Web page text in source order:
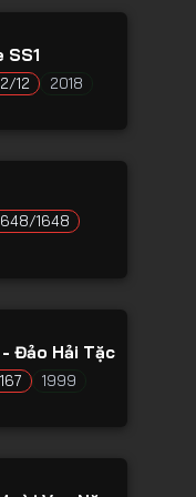
SS1
12 2018
1648
Đảo Hải Tặc
1999